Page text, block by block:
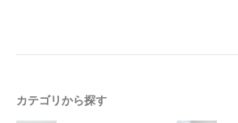
カテゴリから探す